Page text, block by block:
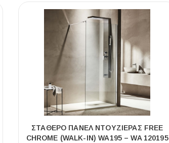
ΣΤΑΘΕΡΌ ΠΆΝΕΛ ΝΤΟΥΖΙΈΡΑΣ FREE
CHROME (WALK-IN) WA195 – WA 120195